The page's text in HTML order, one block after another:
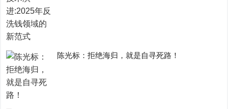
陈光标：拒绝海归，就是自寻死路！